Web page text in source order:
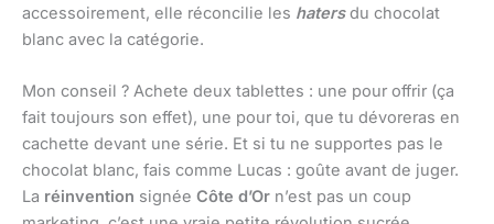
accessoirement, elle réconcilie les hatersdu chocolat
blanc avec la catégorie.
Mon conseil ? Achete deux tablettes : une pour offrir (ça
fait toujours son effet), une pour toi, que tu dévoreras en
cachette devant une série. Et si tu ne supportes pas le
chocolat blanc, fais comme Lucas : goûte avant de juger.
La réinvention signée Côte d’Or n’est pas un coup